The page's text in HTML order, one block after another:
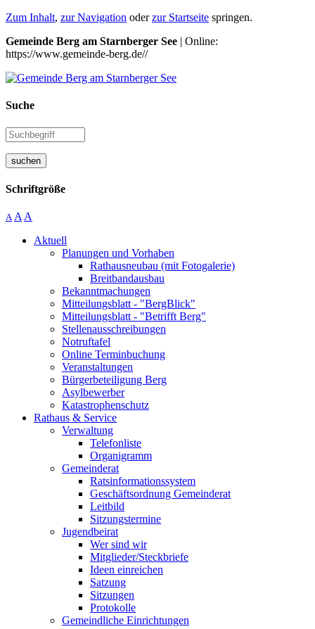
Zum Inhalt, zur Navigation oderzur Startseite springen.
Gemeinde Berg am Starnberger See | Online:
https://www.gemeinde-berg.de//
Suche
suchen
Schriftgröße
A A A
Aktuell
Planungen und Vorhaben
Rathausneubau (mit Fotogalerie)
Breitbandausbau
Bekanntmachungen
Mitteilungsblatt - "BergBlick"
Mitteilungsblatt - "Betrifft Berg"
Stellenausschreibungen
Notruftafel
Online Terminbuchung
Veranstaltungen
Bürgerbeteiligung Berg
Asylbewerber
Katastrophenschutz
Rathaus & Service
Verwaltung
Telefonliste
Organigramm
Gemeinderat
Ratsinformationssystem
Geschäftsordnung Gemeinderat
Leitbild
Sitzungstermine
Jugendbeirat
Wer sind wir
Mitglieder/Steckbriefe
Ideen einreichen
Satzung
Sitzungen
Protokolle
Gemeindliche Einrichtungen